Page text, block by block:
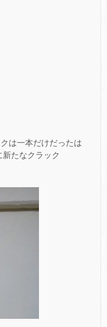
は一本だけだったは
たなクラック